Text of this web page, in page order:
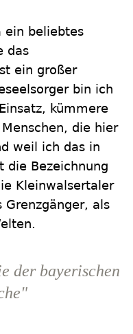
ein beliebtes
das
ein großer
bin ich
kümmere
die hier
weil ich das in
die Bezeichnung
Kleinwalsertaler
als
der bayerischen